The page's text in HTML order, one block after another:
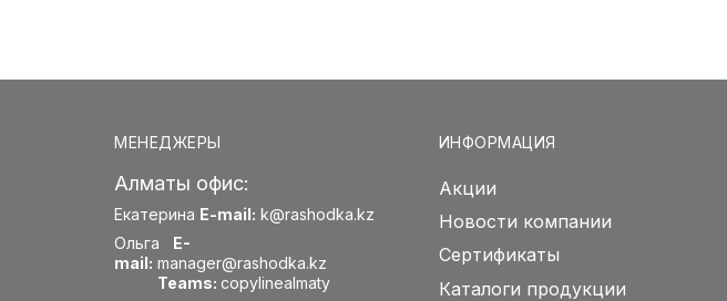
МЕНЕДЖЕРЫ
Алматы офис:
Екатерина E-mail: k@rashodka.kz
Ольга E-
mail: manager@rashodka.kz
Teams: copylinealmaty
ИНФОРМАЦИЯ
Акции
Новости компании
Сертификаты
Каталоги продукции